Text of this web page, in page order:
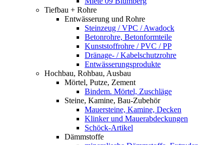
Tiefbau + Rohre
Entwässerung und Rohre
Steinzeug / VPC / Awadock
Betonrohre, Betonformteile
Kunststoffrohre / PVC / PP
Dränage- / Kabelschutzrohre
Entwässerungsprodukte
Hochbau, Rohbau, Ausbau
Mörtel, Putze, Zement
Bindem. Mörtel, Zuschläge
Steine, Kamine, Bau-Zubehör
Mauersteine, Kamine, Decken
Klinker und Mauerabdeckungen
Schöck-Artikel
Dämmstoffe